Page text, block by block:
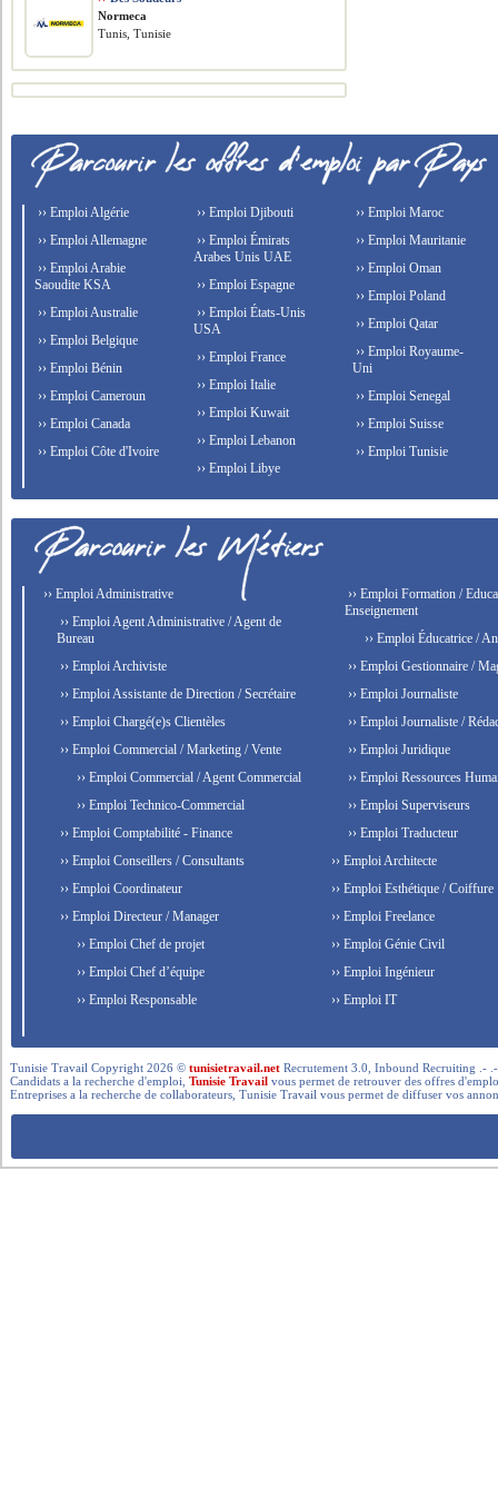
Normeca
Tunis, Tunisie
›› Emploi Algérie
›› Emploi Allemagne
›› Emploi Arabie
Saoudite KSA
›› Emploi Australie
›› Emploi Belgique
›› Emploi Bénin
›› Emploi Cameroun
›› Emploi Canada
›› Emploi Côte d'Ivoire
›› Emploi Djibouti
›› Emploi Émirats
Arabes Unis UAE
›› Emploi Espagne
›› Emploi États-Unis
USA
›› Emploi France
›› Emploi Italie
›› Emploi Kuwait
›› Emploi Lebanon
›› Emploi Libye
›› Emploi Maroc
›› Emploi Mauritanie
›› Emploi Oman
›› Emploi Poland
›› Emploi Qatar
›› Emploi Royaume-
Uni
›› Emploi Senegal
›› Emploi Suisse
›› Emploi Tunisie
›› Emploi Administrative
›› Emploi Agent Administrative / Agent de
Bureau
›› Emploi Archiviste
›› Emploi Assistante de Direction / Secrétaire
›› Emploi Chargé(e)s Clientèles
›› Emploi Commercial / Marketing / Vente
›› Emploi Commercial / Agent Commercial
›› Emploi Technico-Commercial
›› Emploi Comptabilité - Finance
›› Emploi Conseillers / Consultants
›› Emploi Coordinateur
›› Emploi Directeur / Manager
›› Emploi Chef de projet
›› Emploi Chef d’équipe
›› Emploi Responsable
›› Emploi Formation /
Enseignement
›› Emploi Éducatrice /
›› Emploi Gestionnaire /
›› Emploi Journaliste
›› Emploi Journaliste /
›› Emploi Juridique
›› Emploi Ressources
›› Emploi Superviseurs
›› Emploi Traducteur
›› Emploi Architecte
›› Emploi Esthétique / Coiffure
›› Emploi Freelance
›› Emploi Génie Civil
›› Emploi Ingénieur
›› Emploi IT
Tunisie Travail Copyright 2026 ©tunisietravail.net Recrutement 3.0, Inbound Recruiting .-
Candidats a la recherche d'emploi,Tunisie Travail vous permet de retrouver des offres
Entreprises a la recherche de collaborateurs, Tunisie Travail vous permet de diffuser vos